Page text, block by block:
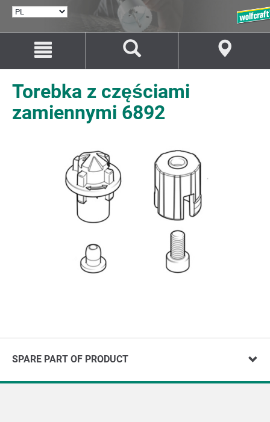
treści
Przejście
nawigacji
Torebka z częściami
zamiennymi 6892
SPARE PART OF PRODUCT